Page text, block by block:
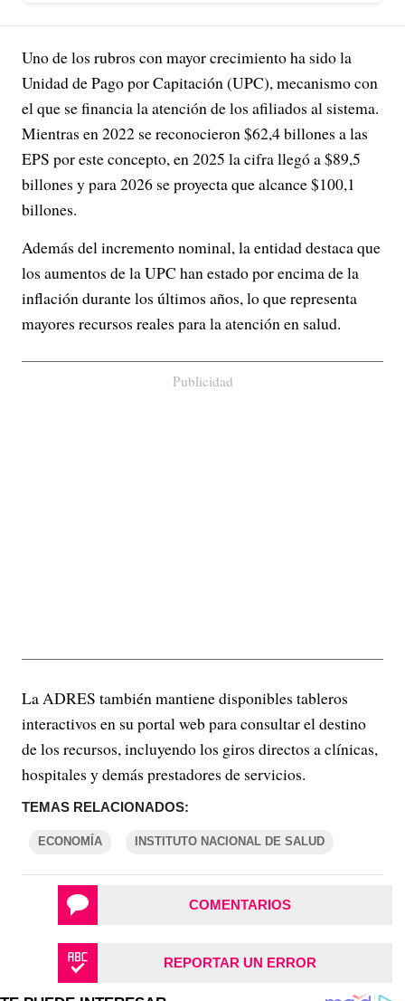
Uno de los rubros con mayor crecimiento ha sido la
Unidad de Pago por Capitación (UPC), mecanismo con
el que se financia la atención de los afiliados al sistema.
Mientras en 2022 se reconocieron $62,4 billones a las
EPS por este concepto, en 2025 la cifra llegó a $89,5
billones y para 2026 se proyecta que alcance $100,1
billones.
Además del incremento nominal, la entidad destaca que
los aumentos de la UPC han estado por encima de la
inflación durante los últimos años, lo que representa
mayores recursos reales para la atención en salud.
Publicidad
La ADRES también mantiene disponibles tableros
interactivos en su portal web para consultar el destino
de los recursos, incluyendo los giros directos a clínicas,
hospitales y demás prestadores de servicios.
TEMAS RELACIONADOS:
ECONOMÍA INSTITUTO NACIONAL DE SALUD
COMENTARIOS
REPORTAR UN ERROR